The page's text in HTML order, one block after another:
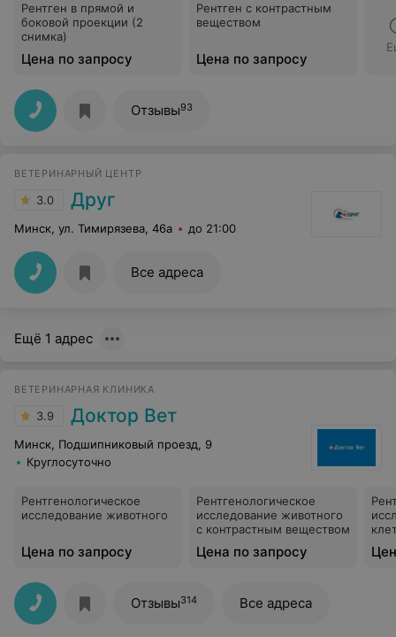
Рентген в прямой и
боковой проекции (2
снимка)
Цена по запросу
Рентген с контрастным
веществом
Цена по запросу
Отзывы93
ВЕТЕРИНАРНЫЙ ЦЕНТР
3.0 Друг
Минск, ул. Тимирязева, 46а до 21:00
Все адреса
Ещё 1 адрес
ВЕТЕРИНАРНАЯ КЛИНИКА
3.9 Доктор Вет
Минск, Подшипниковый проезд, 9
Круглосуточно
Рентгенологическое
исследование животного
Цена по запросу
Рентгенологическое
исследование животного
с контрастным веществом
Цена по запросу
Отзывы314 Все адреса